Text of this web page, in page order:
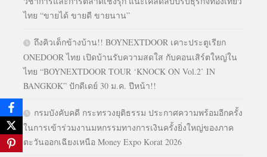
ไทย “ขายได้ ขายดี ขายนาน”
ถึงคิวเด็กข้างบ้าน!! BOYNEXTDOOR เคาะประตูเรียก
ONEDOOR ไทย เปิดบ้านรับความสดใส กับคอนเสิร์ตใหญ่ใน
ไทย “BOYNEXTDOOR TOUR ‘KNOCK ON Vol.2’ IN
BANGKOK” ปักดีเดย์ 30 ม.ค. ปีหน้า!!
กรมบังคับคดี กระทรวงยุติธรรม ประกาศความพร้อมอีกครั้ง
ในการเข้าร่วมงานมหกรรมทางการเงินครั้งยิ่งใหญ่ของภาค
ตะวันออกเฉียงเหนือ Money Expo Korat 2026